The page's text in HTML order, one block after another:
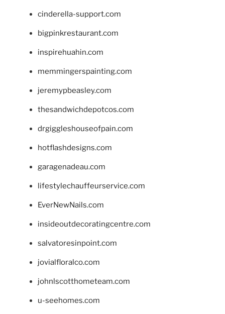
cinderella-support.com
bigpinkrestaurant.com
inspirehuahin.com
memmingerspainting.com
jeremypbeasley.com
thesandwichdepotcos.com
drgiggleshouseofpain.com
hotflashdesigns.com
garagenadeau.com
lifestylechauffeurservice.com
EverNewNails.com
insideoutdecoratingcentre.com
salvatoresinpoint.com
jovialfloralco.com
johnlscotthometeam.com
u-seehomes.com